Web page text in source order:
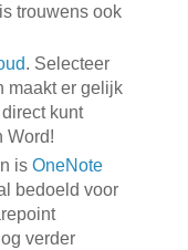
trouwens ook
. Selecteer
maakt er gelijk
kunt
Word!
is OneNote
bedoeld voor
verder